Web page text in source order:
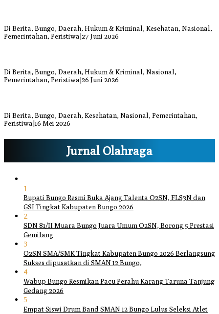
Di Berita, Bungo, Daerah, Hukum & Kriminal, Kesehatan, Nasional,
Pemerintahan, Peristiwa 27 Juni 2026
Di Berita, Bungo, Daerah, Hukum & Kriminal, Nasional,
Pemerintahan, Peristiwa 26 Juni 2026
Di Berita, Bungo, Daerah, Kesehatan, Nasional, Pemerintahan,
Peristiwa 16 Mei 2026
Jurnal Olahraga
1
Bupati Bungo Resmi Buka Ajang Talenta O2SN, FLS3N dan
GSI Tingkat Kabupaten Bungo 2026
2
SDN 81/II Muara Bungo Juara Umum O2SN, Borong 5 Prestasi
Gemilang
3
O2SN SMA/SMK Tingkat Kabupaten Bungo 2026 Berlangsung
Sukses dipusatkan di SMAN 12 Bungo,
4
Wabup Bungo Resmikan Pacu Perahu Karang Taruna Tanjung
Gedang 2026
5
Empat Siswi Drum Band SMAN 12 Bungo Lulus Seleksi Atlet